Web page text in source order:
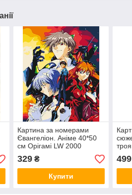
Картина за номерами
Євангеліон. Аніме 40*50
см Орігамі LW 2000
329₴
Купити
LW
499